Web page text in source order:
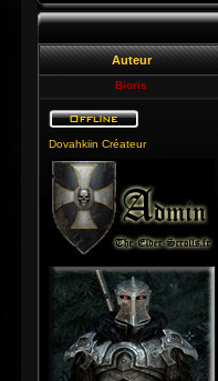
Auteur
Bioris
Dovahkiin Créateur